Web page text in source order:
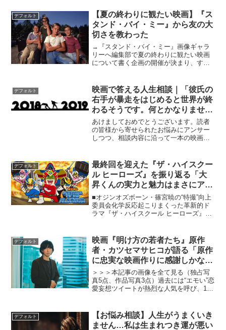
デフォルト
【夏の終わりに観たい映画】『ス
タンド・バイ・ミー』から友の大
切さを教わった
→『スタンド・バイ・ミー』画像ギャラ
リーへ編集部で夏の終わりに観たい映画
について書く企画の開催が決まり、すぐ
ぁと思って、少し回想を続けると、小学
生のときに観たポケットモ...
デフォルト
映画で答える人生相談｜「彼氏の
右手が暴走をはじめると世界が終
わるそうです。何とかなりません
か？」
あけましておめでとうございます。読者
の皆様から寄せられたお悩みにアンサー
しつつ、相談内容に沿って一本の映画を
い悩みを抱えた人はいなかったんだ！」
と胸をなでおろしつつ、牽...
デフォルト
最終回を迎えた『ザ・ハイスクー
ル ヒーローズ』を振り返る「大
昇くんの実力と魅力はまさにアカ
にふさわしいもの」
■オジンオズボーン・篠宮暁の“特撮”向上
委員会化学反応起こりまくった革新的ド
ラマ『ザ・ハイスクール ヒーローズ』全
なし素面アクションもきっちり踏襲。東
映特撮とジャニーズ...
デフォルト
映画『明け方の若者たち』原作
者・カツセマサヒコが語る「原作
に忠実な映画作りに感謝しかな
い」
＞＞＞本記事の画像を全て見る（独占写
真5点、作品写真3点）過去には“エモい”恋
愛妄想ツイートが熱烈な人気を呼び、14
経験をベースにした初の小説『明け方の
若者たち』が実...
デフォルト
【お悩み相談】人生がうまくいき
ません…私は生まれつき運が悪い